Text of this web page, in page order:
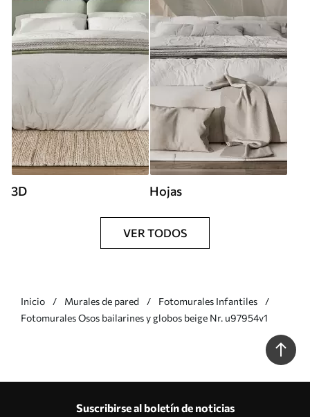
3D Hojas
VER TODOS
Inicio Murales de pared
Fotomurales Infantiles
Fotomurales Osos bailarines y globos beige Nr. u97954v1
Suscribirse al boletín de noticias